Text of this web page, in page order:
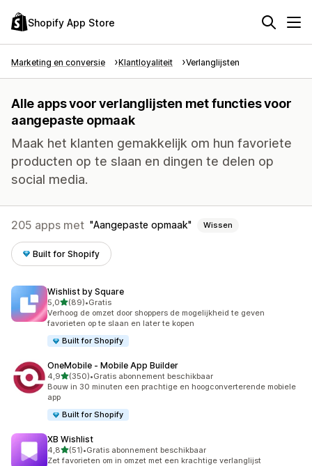
Shopify App Store
Marketing en conversie Klantloyaliteit Verlanglijsten
Alle apps voor verlanglijsten met functies voor
aangepaste opmaak
Maak het klanten gemakkelijk om hun favoriete
producten op te slaan en dingen te delen op
social media.
205 apps met Aangepaste opmaak Wissen
Built for Shopify
Wishlist by Square
5,0van 5 sterren
(89)
89 recensies in totaal
•Gratis
Verhoog de omzet door shoppers de mogelijkheid te geven
favorieten op te slaan en later te kopen
Built for Shopify
OneMobile ‑ Mobile App Builder
4,9van 5 sterren
(350)
350 recensies in totaal
•Gratis abonnement beschikbaar
Bouw in 30 minuten een prachtige en hoogconverterende mobiele
app
Built for Shopify
XB Wishlist
4,8van 5 sterren
(51)
51 recensies in totaal
•Gratis abonnement beschikbaar
Zet favorieten om in omzet met een krachtige verlanglijst